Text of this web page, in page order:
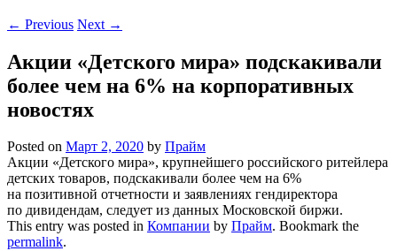
← Previous Next →
Акции «Детского мира» подскакивали
более чем на 6% на корпоративных
новостях
Posted on Март 2, 2020 by Прайм
Акции «Детского мира», крупнейшего российского ритейлера
детских товаров, подскакивали более чем на 6%
на позитивной отчетности и заявлениях гендиректора
по дивидендам, следует из данных Московской биржи.
This entry was posted in Компании by Прайм. Bookmark the
permalink.